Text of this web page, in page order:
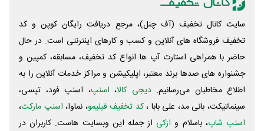
سایت کانال تخفیف (آف چنل)، مرجع دریافت رایگان کوپن و کد
تخفیف فروشگاه های آنلاین و کسب و‌ کارهای اینترنتی است. در حال
حاضر با همراهی استارت آپ ها انواع کد تخفیف، مسابقه، کمپین و
جشنواره های صدها برند معتبر، اپلیکیشن و مراکز خدمات آنلاین را به
اطلاع مخاطبان می‌رسانیم. دیجی کالا، اسنپ، اسنپ فود، تپسی،
سینماتیکت، بانی مد، علی‌ بابا ،کد تخفیف فیلیمو، نماوا، اسنپ مارکت،
اسنپ شاپ، باسلام و ازکی از جمله این وبسایت ‌هاست. کاربران در